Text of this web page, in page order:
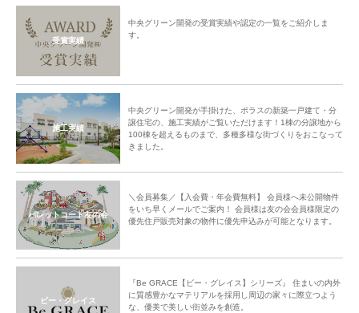
受賞実績
中央グリーン開発の受賞実績や認定の一覧をご紹介しま
す。
施工実績
中央グリーン開発が手掛けた、ポラスの新築一戸建て・分
譲住宅の、施工実績がご覧いただけます！1棟の分譲地から
100棟を超えるものまで、多種多様な街づくりをおこなって
きました。
パレットコート友の会
＼会員募集／【入会費・年会費無料】 会員様へ未公開物件
をいち早くメールでご案内！ 会員様は友の会会員様限定の
優先住戸販売対象の物件に優先申込みが可能となります。
ビー・グレイス
『Be GRACE【ビー・グレイス】シリーズ』 住まいの内外
に質感豊かなマテリアルを採用し周辺の家々に際立つよう
な、優美で美しい街並みを創造。